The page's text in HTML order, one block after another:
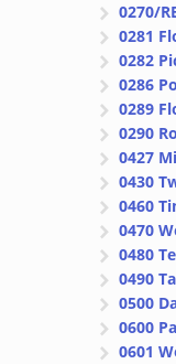
0270/
0281
0282
0286
0289
0290
0427
0430
0460
0470
0480
0490
0500
0600
0601